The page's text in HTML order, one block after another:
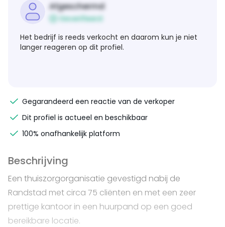
Afgeschermd
Geverifieerd
Het bedrijf is reeds verkocht en daarom kun je niet
langer reageren op dit profiel.
Gegarandeerd een reactie van de verkoper
Dit profiel is actueel en beschikbaar
100% onafhankelijk platform
Beschrijving
Een thuiszorgorganisatie gevestigd nabij de
Randstad met circa 75 cliënten en met een zeer
prettige kantoor in een huurpand op een goed
bereikbare locatie.